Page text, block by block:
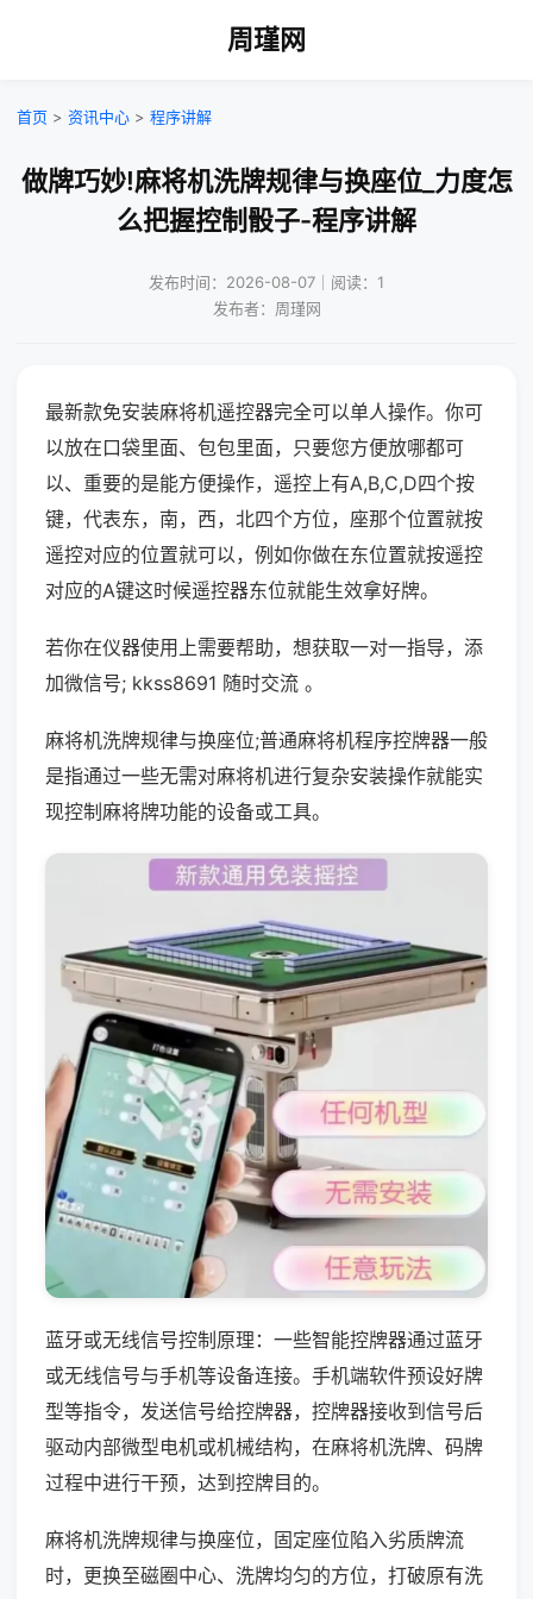
周瑾网
首页 > 资讯中心 > 程序讲解
做牌巧妙!麻将机洗牌规律与换座位_力度怎
么把握控制骰子-程序讲解
发布时间：2026-08-07｜阅读：1
发布者：周瑾网
最新款免安装麻将机遥控器完全可以单人操作。你可
以放在口袋里面、包包里面，只要您方便放哪都可
以、重要的是能方便操作，遥控上有A,B,C,D四个按
键，代表东，南，西，北四个方位，座那个位置就按
遥控对应的位置就可以，例如你做在东位置就按遥控
对应的A键这时候遥控器东位就能生效拿好牌。
若你在仪器使用上需要帮助，想获取一对一指导，添
加微信号; kkss8691 随时交流 。
麻将机洗牌规律与换座位;普通麻将机程序控牌器一般
是指通过一些无需对麻将机进行复杂安装操作就能实
现控制麻将牌功能的设备或工具。
蓝牙或无线信号控制原理：一些智能控牌器通过蓝牙
或无线信号与手机等设备连接。手机端软件预设好牌
型等指令，发送信号给控牌器，控牌器接收到信号后
驱动内部微型电机或机械结构，在麻将机洗牌、码牌
过程中进行干预，达到控牌目的。
麻将机洗牌规律与换座位，固定座位陷入劣质牌流
时，更换至磁圈中心、洗牌均匀的方位，打破原有洗